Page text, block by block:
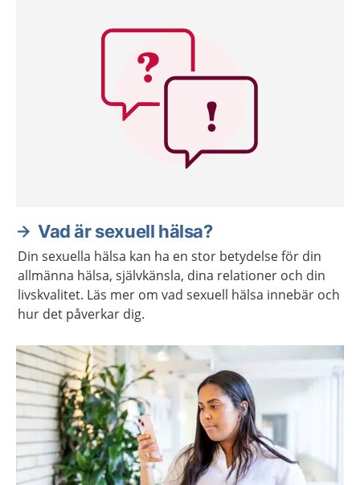
Vad är sexuell hälsa?
Din sexuella hälsa kan ha en stor betydelse för din
allmänna hälsa, självkänsla, dina relationer och din
livskvalitet. Läs mer om vad sexuell hälsa innebär och
hur det påverkar dig.